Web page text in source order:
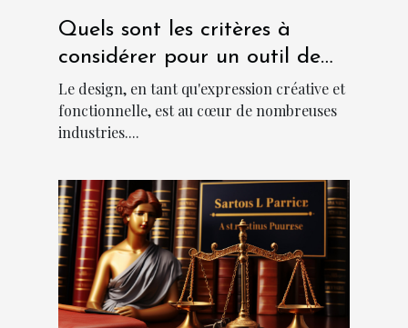
Quels sont les critères à
considérer pour un outil de
design abordable et
performant?
Le design, en tant qu'expression créative et
fonctionnelle, est au cœur de nombreuses
industries....